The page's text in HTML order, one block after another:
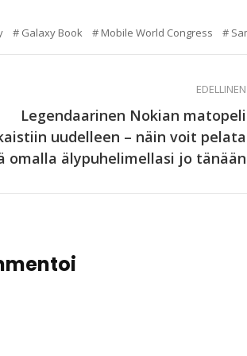
Galaxy Book Mobile World Congress
EDELLINEN
Legendaarinen Nokian matopeli
uudelleen – näin voit pelata
omalla älypuhelimellasi jo tänään